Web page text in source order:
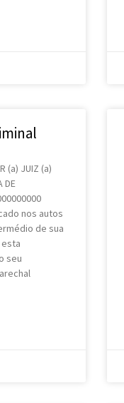
(a) JUIZ (a)
DE
nos autos
de sua
seu